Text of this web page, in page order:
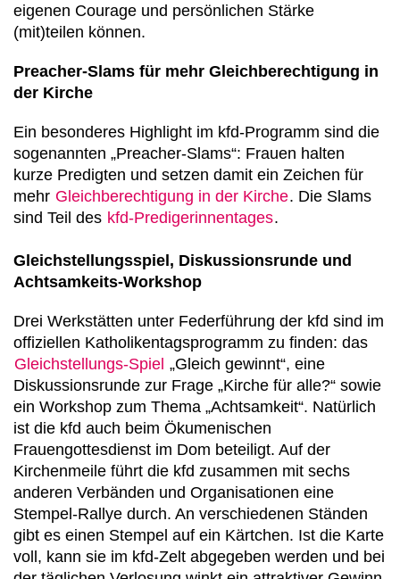
eigenen Courage und persönlichen Stärke
(mit)teilen können.
Preacher-Slams für mehr Gleichberechtigung in
der Kirche
Ein besonderes Highlight im kfd-Programm sind die
sogenannten „Preacher-Slams“: Frauen halten
kurze Predigten und setzen damit ein Zeichen für
mehr Gleichberechtigung in der Kirche. Die Slams
sind Teil des kfd-Predigerinnentages.
Gleichstellungsspiel, Diskussionsrunde und
Achtsamkeits-Workshop
Drei Werkstätten unter Federführung der kfd sind im
offiziellen Katholikentagsprogramm zu finden: das
Gleichstellungs-Spiel „Gleich gewinnt“, eine
Diskussionsrunde zur Frage „Kirche für alle?“ sowie
ein Workshop zum Thema „Achtsamkeit“. Natürlich
ist die kfd auch beim Ökumenischen
Frauengottesdienst im Dom beteiligt. Auf der
Kirchenmeile führt die kfd zusammen mit sechs
anderen Verbänden und Organisationen eine
Stempel-Rallye durch. An verschiedenen Ständen
gibt es einen Stempel auf ein Kärtchen. Ist die Karte
voll, kann sie im kfd-Zelt abgegeben werden und bei